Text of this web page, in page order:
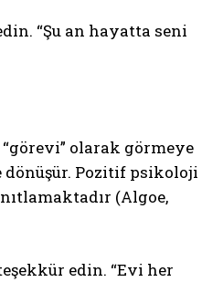
“Şu an hayatta seni
olarak görmeye
dönüşür. Pozitif psikoloji
(Algoe,
edin. “Evi her